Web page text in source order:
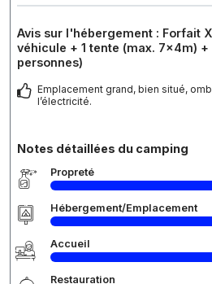
Avis sur l'hébergement : Forfait
véhicule + 1 tente (max. 7x4m)
personnes)
Emplacement grand, bien situé,
l’électricité.
Notes détaillées du camping
Propreté
Hébergement/Emplacement
Accueil
Restauration